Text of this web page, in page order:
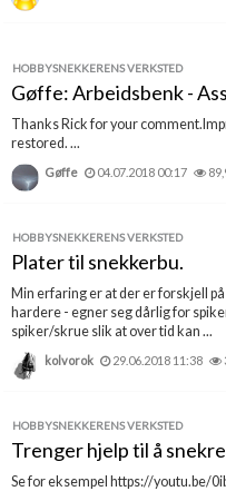
HOBBYSNEKKERENS VERKSTED
Gøffe: Arbeidsbenk -
Thanks Rick for your
restored. ...
Gøffe 04.07.2018 00:17
HOBBYSNEKKERENS VERKSTED
Plater til snekkerbu.
Min erfaring er at der er forskjell
hardere - egner seg dårlig for
spiker/skrue slik at over tid kan ...
kolvorok 29.06.2018 11:38
HOBBYSNEKKERENS VERKSTED
Trenger hjelp til å
Se for eksempel https://youtu.be/